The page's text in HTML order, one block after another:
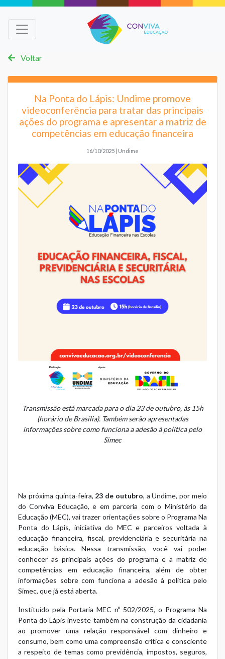
Voltar
Na Ponta do Lápis: Undime promove
videoconferência para tratar das principais
ações do programa e apresentar a matriz de
competências em educação financeira
16/10/2025 | Undime
Transmissão está marcada para o dia 23 de outubro, às 15h
(horário de Brasília). Também serão apresentadas
informações sobre como funciona a adesão à política pelo
Simec
Na próxima quinta-feira, 23 de outubro, a Undime, por meio
doConviva Educação, e em parceria com o Ministério da
Educação (MEC), vai trazer orientações sobre o Programa Na
Ponta do Lápis, iniciativa do MEC e parceiros voltada à
educação financeira, fiscal, previdenciária e securitária na
educação básica. Nessa transmissão, você vai poder
conhecer as principais ações do programa e a matriz de
competências em educação financeira, além de obter
informações sobre com funciona a adesão à política pelo
Simec, que já está aberta.
Instituído pela Portaria MEC nº 502/2025, o Programa Na
Ponta do Lápis investe também na construção da cidadania
ao promover uma relação responsável com dinheiro e
consumo, bem como uma compreensão crítica e consciente
a respeito de temas como previdência, impostos, seguros,